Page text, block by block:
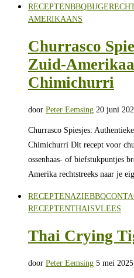
RECEPTENBBQ
AMERIKAANS
Churrasco
Zuid-
Chimichurri
door Peter Eemsing 20 juni
Churrasco Spiesjes:
Chimichurri Dit recept voor
ossenhaas- of biefstukpuntjes
Amerika rechtstreeks naar je
RECEPTENAZIEBBQ
RECEPTENTHAISVLEES
Thai Crying
door Peter Eemsing 5 mei 2025